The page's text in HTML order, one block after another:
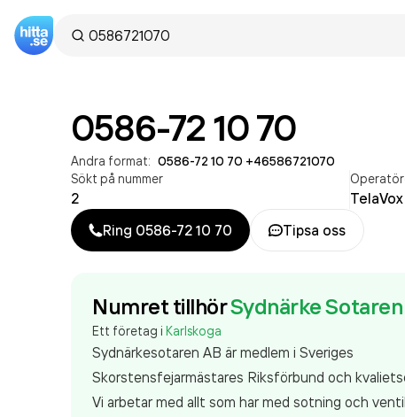
0586-72 10 70
Andra format: 0586-72 10 70 +46586721070
Sökt på nummer
2 TelaVox
Ring 0586-72 10 70 Tipsa oss
Numret tillhörSydnärke Sotaren
Ett företag i Karlskoga
Sydnärkesotaren AB är medlem i Sveriges
Skorstensfejarmästares Riksförbund och
Vi arbetar med allt som har med sotning och